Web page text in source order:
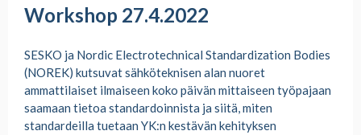
Workshop 27.4.2022
SESKO ja Nordic Electrotechnical Standardization Bodies
(NOREK) kutsuvat sähköteknisen alan nuoret
ammattilaiset ilmaiseen koko päivän mittaiseen työpajaan
saamaan tietoa standardoinnista ja siitä, miten
standardeilla tuetaan YK:n kestävän kehityksen